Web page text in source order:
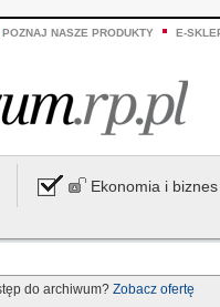
POZNAJ NASZE PRODUKTY E-
Ekonomia i biznes
do archiwum? Zobacz ofertę